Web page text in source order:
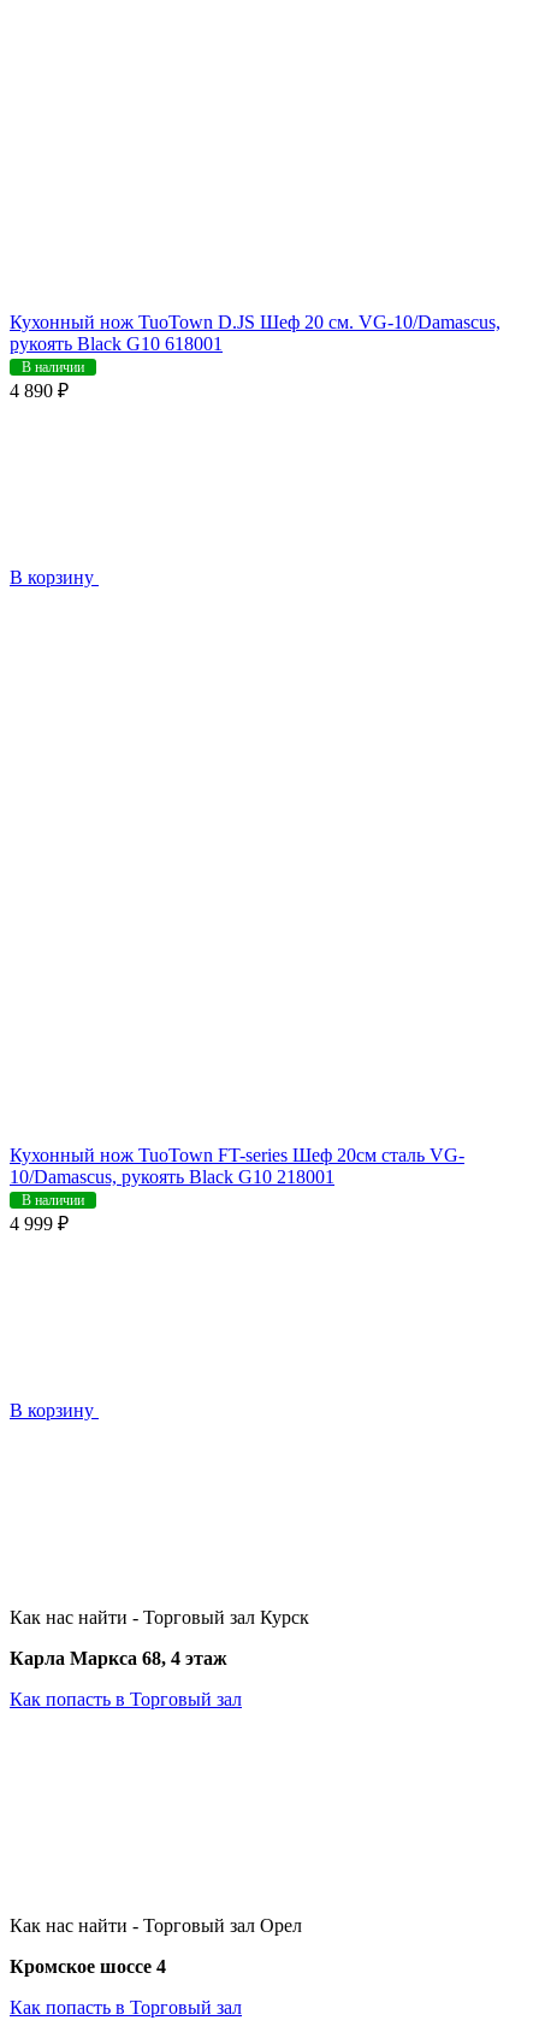
Кухонный нож TuoTown D.JS Шеф 20 см. VG-10/Damascus,
рукоять Black G10 618001
В наличии
4 890 ₽
В корзину
Кухонный нож TuoTown FT-series Шеф 20см сталь VG-
10/Damascus, рукоять Black G10 218001
В наличии
4 999 ₽
В корзину
Как нас найти - Торговый зал Курск
Карла Маркса 68, 4 этаж
Как попасть в Торговый зал
Как нас найти - Торговый зал Орел
Кромское шоссе 4
Как попасть в Торговый зал